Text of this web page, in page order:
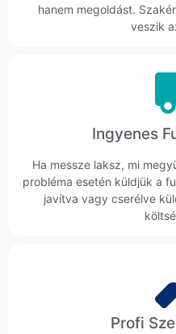
hanem megoldást.
veszik
Ingyenes
Ha messze laksz, mi
probléma esetén küldjük a
javítva vagy cserélve
Profi